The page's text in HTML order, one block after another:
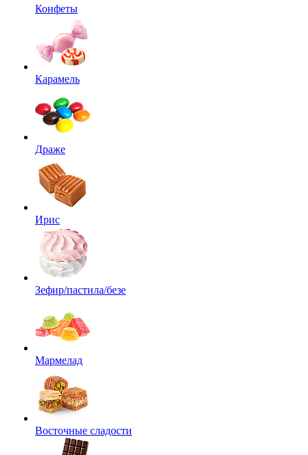
Конфеты
Карамель
Драже
Ирис
Зефир/пастила/безе
Мармелад
Восточные сладости